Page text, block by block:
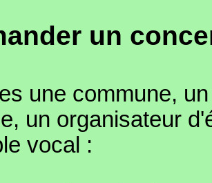
un
une commune,
un organisateur
vocal :